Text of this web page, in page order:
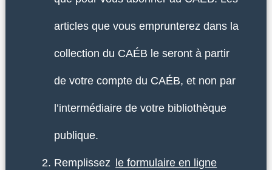
articles que vous emprunterez dans la
collection du CAÉB le seront à partir
de votre compte du CAÉB, et non par
l’intermédiaire de votre bibliothèque
publique.
Remplissez le formulaire en ligne